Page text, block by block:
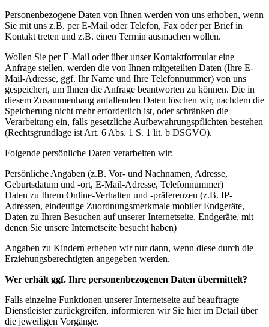
Personenbezogene Daten von Ihnen werden von uns erhoben, wenn
Sie mit uns z.B. per E-Mail oder Telefon, Fax oder per Brief in
Kontakt treten und z.B. einen Termin ausmachen wollen.
Wollen Sie per E-Mail oder über unser Kontaktformular eine
Anfrage stellen, werden die von Ihnen mitgeteilten Daten (Ihre E-
Mail-Adresse, ggf. Ihr Name und Ihre Telefonnummer) von uns
gespeichert, um Ihnen die Anfrage beantworten zu können. Die in
diesem Zusammenhang anfallenden Daten löschen wir, nachdem die
Speicherung nicht mehr erforderlich ist, oder schränken die
Verarbeitung ein, falls gesetzliche Aufbewahrungspflichten bestehen
(Rechtsgrundlage ist Art. 6 Abs. 1 S. 1 lit. b DSGVO).
Folgende persönliche Daten verarbeiten wir:
Persönliche Angaben (z.B. Vor- und Nachnamen, Adresse,
Geburtsdatum und -ort, E-Mail-Adresse, Telefonnummer)
Daten zu Ihrem Online-Verhalten und -präferenzen (z.B. IP-
Adressen, eindeutige Zuordnungsmerkmale mobiler Endgeräte,
Daten zu Ihren Besuchen auf unserer Internetseite, Endgeräte, mit
denen Sie unsere Internetseite besucht haben)
Angaben zu Kindern erheben wir nur dann, wenn diese durch die
Erziehungsberechtigten angegeben werden.
Wer erhält ggf. Ihre personenbezogenen Daten übermittelt?
Falls einzelne Funktionen unserer Internetseite auf beauftragte
Dienstleister zurückgreifen, informieren wir Sie hier im Detail über
die jeweiligen Vorgänge.